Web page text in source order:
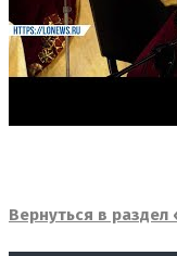
Вернуться в